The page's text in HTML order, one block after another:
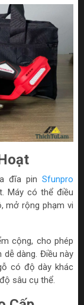
đĩa pin Sfunpro
Máy có thể điều
mở rộng phạm vi
cộng, cho phép
dàng. Điều này
có độ dày khác
sâu cụ thể.